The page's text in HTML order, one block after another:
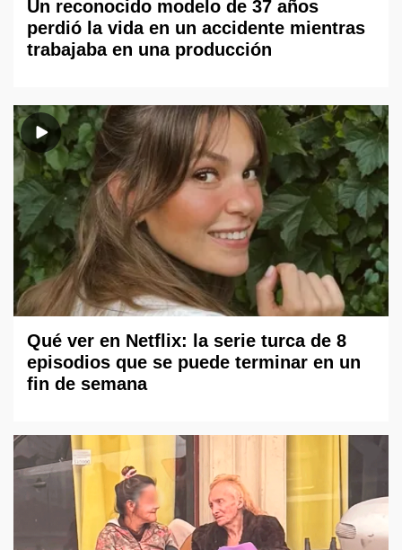
Un reconocido modelo de 37 años
perdió la vida en un accidente mientras
trabajaba en una producción
Qué ver en Netflix: la serie turca de 8
episodios que se puede terminar en un
fin de semana